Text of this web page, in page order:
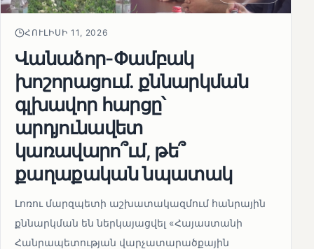
ՀՈՒԼԻՍԻ 11, 2026
Վանաձոր-Փամբակ
խոշորացում. քննարկման
գլխավոր հարցը՝
արդյունավետ
կառավարո՞ւմ, թե՞
քաղաքական նպատակ
Լոռու մարզպետի աշխատակազմում հանրային
քննարկման են ներկայացվել «Հայաստանի
Հանրապետության վարչատարածքային